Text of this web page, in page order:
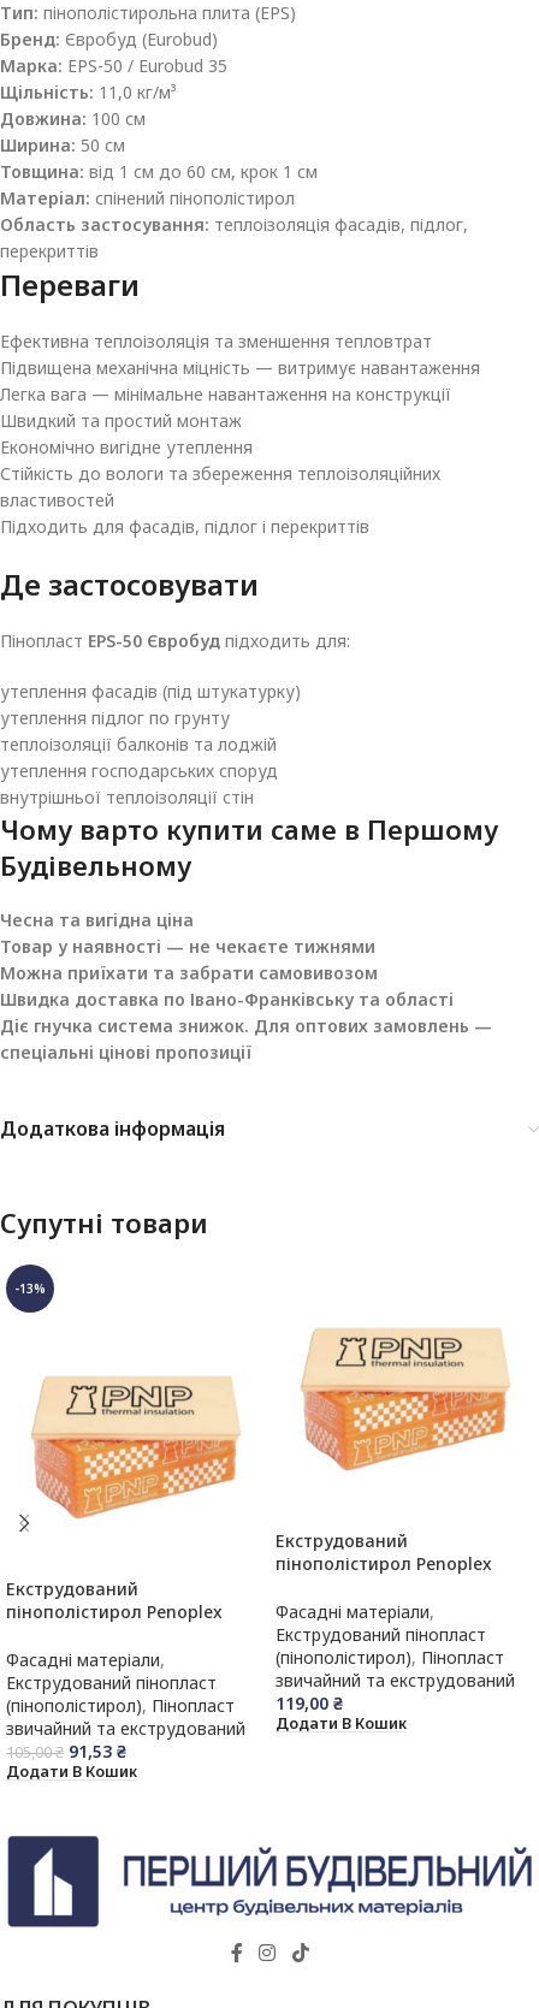
Тип: пінополістирольна плита (EPS)
Бренд: Євробуд (Eurobud)
Марка: EPS-50 / Eurobud 35
Щільність: 11,0 кг/м³
Довжина: 100 см
Ширина: 50 см
Товщина: від 1 см до 60 см, крок 1 см
Матеріал: спінений пінополістирол
Область застосування: теплоізоляція фасадів, підлог,
перекриттів
Переваги
Ефективна теплоізоляція та зменшення тепловтрат
Підвищена механічна міцність — витримує навантаження
Легка вага — мінімальне навантаження на конструкції
Швидкий та простий монтаж
Економічно вигідне утеплення
Стійкість до вологи та збереження теплоізоляційних
властивостей
Підходить для фасадів, підлог і перекриттів
Де застосовувати
Пінопласт EPS-50 Євробуд підходить для:
утеплення фасадів (під штукатурку)
утеплення підлог по грунту
теплоізоляції балконів та лоджій
утеплення господарських споруд
внутрішньої теплоізоляції стін
Чому варто купити саме в Першому
Будівельному
Чесна та вигідна ціна
Товар у наявності — не чекаєте тижнями
Можна приїхати та забрати самовивозом
Швидка доставка по Івано-Франківську та області
Діє гнучка система знижок. Для оптових замовлень —
спеціальні цінові пропозиції
Додаткова інформація
Супутні товари
-13%
Екструдований
пінополістирол Penoplex
упак (1185×550 мм)
Фасадні матеріали,
Екструдований пінопласт
(пінополістирол), Пінопласт
звичайний та екструдований
105,00₴ 91,53 ₴
Додати В Кошик
Екструдований
пінополістирол Penoplex
упак (1185×550 мм)
Фасадні матеріали,
Екструдований пінопласт
(пінополістирол), Пінопласт
звичайний та екструдований
119,00 ₴
Додати В Кошик